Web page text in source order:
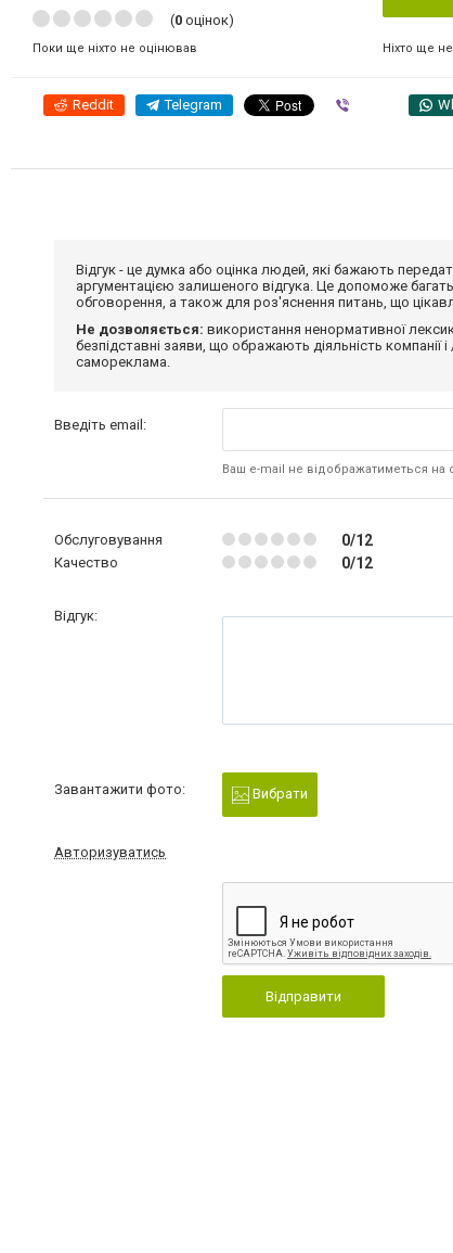
(0 оцінок)
Поки ще ніхто не оцінював Ніхто ще
Reddit Telegram
Відгук - це думка або оцінка людей, які бажають
аргументацією залишеного відгука. Це допоможе
обговорення, а також для роз'яснення питань, що
Не дозволяється: використання ненормативної
безпідставні заяви, що ображають діяльність компанії
самореклама.
Введіть email:
Ваш e-mail не відображатиметься на
Обслуговування 0/12
Качество 0/12
Відгук:
Завантажити фото: Вибрати
Авторизуватись
Відправити